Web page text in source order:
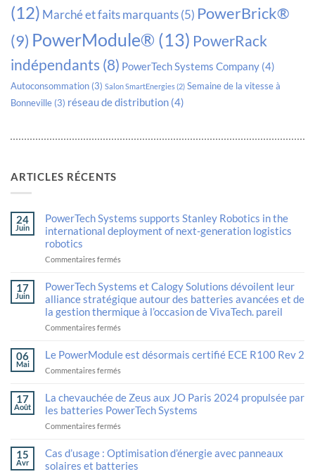
(12) Marché et faits marquants(5) PowerBrick®
(9) PowerModule® (13) PowerRack
indépendants (8) PowerTech Systems Company (4)
Autoconsommation (3) Salon SmartEnergies(2) Semaine de la vitesse à
Bonneville (3) réseau de distribution (4)
ARTICLES RÉCENTS
24
Juin
PowerTech Systems supports Stanley Robotics in the
international deployment of next-generation logistics
robotics
Commentaires fermés
Systems
supports
Stanley
Robotics
deployment
of
generation
logistics
robotics
17
Juin
PowerTech Systems et Calogy Solutions dévoilent leur
alliance stratégique autour des batteries avancées et de
la gestion thermique à l’occasion de VivaTech. pareil
Commentaires fermés
Systems
and
Calogy
unveil
their
strategic
alliance
advanced
batteries
06
Mai
Le PowerModule est désormais certifié ECE R100 Rev 2
Commentaires fermés
PowerModule
is
now
ECE
Rev
2
certified
17
Août
La chevauchée de Zeus aux JO Paris 2024 propulsée par
les batteries PowerTech Systems
Commentaires fermés
powered
by
PowerModule
15
Avr
Cas d’usage : Optimisation d’énergie avec panneaux
solaires et batteries